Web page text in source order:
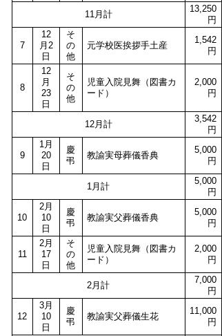
11月計
13,250
円
7
12
月2
日
そ
の
他
元学校医挨拶手土産
1,542
円
8
12
月
23
日
そ
の
他
児童入院見舞（図書カ
ード）
2,000
円
12月計
3,542
円
9
1月
20
日
慶
弔
教諭実母葬儀香典
5,000
円
1月計
5,000
円
10
2月
10
日
慶
弔
教諭実父葬儀香典
5,000
円
11
2月
17
日
そ
の
他
児童入院見舞（図書カ
ード）
2,000
円
2月計
7,000
円
12
3月
10
日
慶
弔
教諭実父葬儀生花
11,000
円